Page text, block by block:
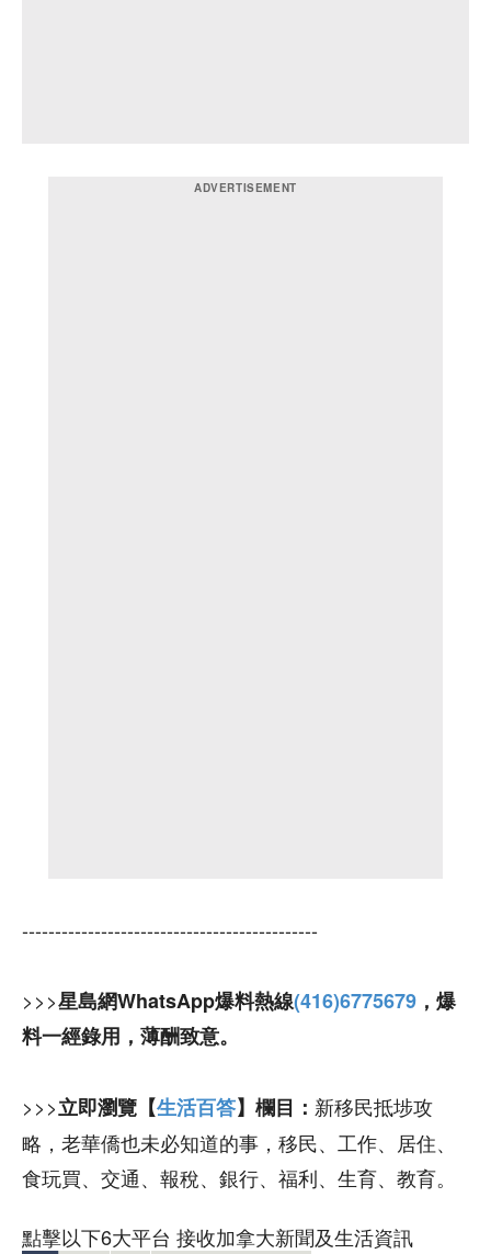
---------------------------------------------
>>>星島網WhatsApp爆料熱線(416)6775679 ，爆
料一經錄用，薄酬致意。
>>>立即瀏覽【生活百答】欄目： 新移民抵埗攻
略，老華僑也未必知道的事，移民、工作、居住、
食玩買、交通、報稅、銀行、福利、生育、教育。
點擊以下6大平台 接收加拿大新聞及生活資訊